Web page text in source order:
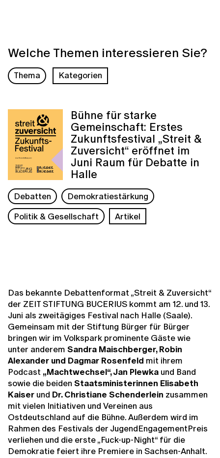
Welche Themen interessieren Sie?
Thema Kategorien
Bühne für starke
Gemeinschaft: Erstes
Zukunftsfestival „Streit &
Zuversicht“ eröffnet im
Juni Raum für Debatte in
Halle
Debatten
Demokratiestärkung
Politik & Gesellschaft
Artikel
Das bekannte Debattenformat „Streit & Zuversicht“
der ZEIT STIFTUNG BUCERIUS kommt am 12. und 13.
Juni als zweitägiges Festival nach Halle (Saale).
Gemeinsam mit der Stiftung Bürger für Bürger
bringen wir im Volkspark prominente Gäste wie
unter anderem Sandra Maischberger, Robin
Alexander und Dagmar Rosenfeld mit ihrem
Podcast „Machtwechsel“, Jan Plewka und Band
sowie die beiden Staatsministerinnen Elisabeth
Kaiser und Dr. Christiane Schenderlein zusammen
mit vielen Initiativen und Vereinen aus
Ostdeutschland auf die Bühne. Außerdem wird im
Rahmen des Festivals der JugendEngagementPreis
verliehen und die erste „Fuck-up-Night“ für die
Demokratie feiert ihre Premiere in Sachsen-Anhalt.